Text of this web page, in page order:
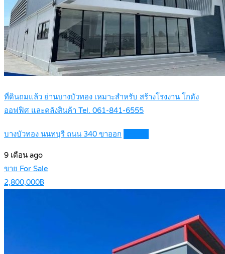
ที่ดินถมแล้ว ย่านบางบัวทอง เหมาะสำหรับ สร้างโรงงาน โกดัง
ออฟฟิศ และคลังสินค้า Tel. 061-841-6555
บางบัวทอง นนทบุรี ถนน 340 ขาออก
9 เดือน ago
ขาย For Sale
2,800,000฿